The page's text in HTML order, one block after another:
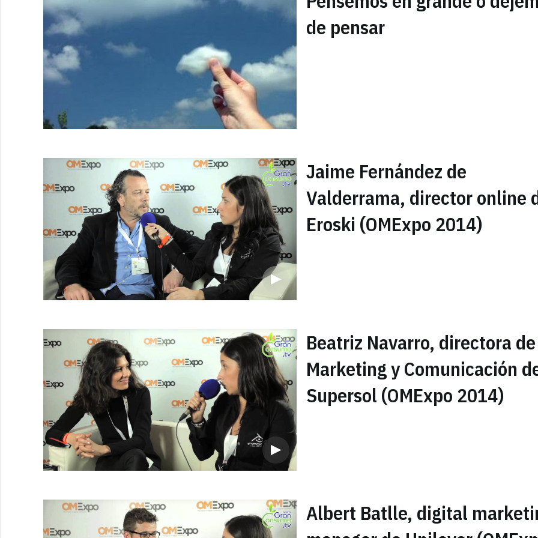
de pensar
Jaime Fernández de
Valderrama, director online
Eroski (OMExpo 2014)
Beatriz Navarro, directora de
Marketing y Comunicación
Supersol (OMExpo 2014)
Albert Batlle, digital